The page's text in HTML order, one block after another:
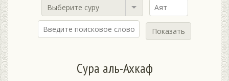
Выберите суру
Показать
Сура аль-Ахкаф